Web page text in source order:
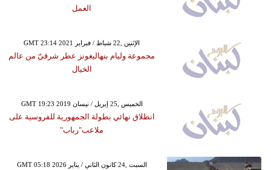
العمل
GMT 23:14 2021 الإثنين ,22 شباط / فبراير
مجموعة وليام بنهاليغونز عطر شرقيّ من عالم
الخيال
GMT 19:23 2019 الخميس ,25 إبريل / نيسان
انطلاق نهائي بطولة الجمهورية للفروسية على
ملاعب"رباب"
GMT 05:18 2026 السبت ,24 كانون الثاني / يناير